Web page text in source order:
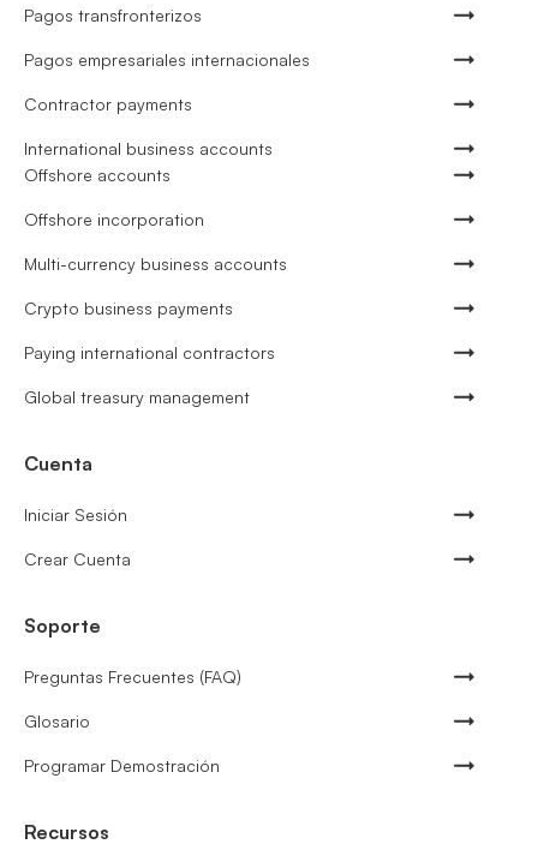
Pagos transfronterizos
Pagos empresariales internacionales
Contractor payments
International business accounts
Offshore accounts
Offshore incorporation
Multi-currency business accounts
Crypto business payments
Paying international contractors
Global treasury management
Cuenta
Iniciar Sesión
Crear Cuenta
Soporte
Preguntas Frecuentes (FAQ)
Glosario
Programar Demostración
Recursos